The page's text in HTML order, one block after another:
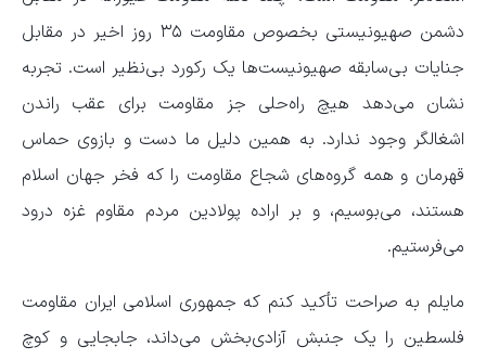
دشمن صهیونیستی بخصوص مقاومت ۳۵ روز اخیر در مقابل
جنایات بی‌سابقه صهیونیست‌ها یک رکورد بی‌نظیر است. تجربه
نشان می‌دهد هیچ راه‌حلی جز مقاومت برای عقب راندن
اشغالگر وجود ندارد. به همین دلیل ما دست و بازوی حماس
قهرمان و همه گروه‌های شجاع مقاومت را که فخر جهان اسلام
هستند،‌ می‌بوسیم، و بر اراده پولادین مردم مقاوم غزه درود
می‌فرستیم.
مایلم به صراحت تأکید کنم که جمهوری اسلامی ایران مقاومت
فلسطین را یک جنبش آزادی‌بخش می‌داند،‌ جابجایی و کوچ